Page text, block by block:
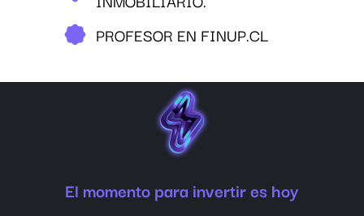
PROFESOR EN FINUP.CL
El momento para invertir es hoy